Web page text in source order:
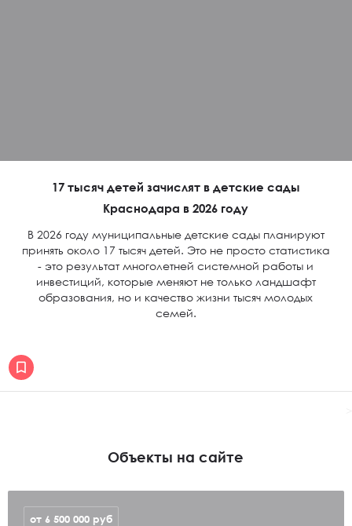
17 тысяч детей зачислят в детские сады
Краснодара в 2026 году
В 2026 году муниципальные детские сады планируют
принять около 17 тысяч детей. Это не просто статистика
- это результат многолетней системной работы и
инвестиций, которые меняют не только ландшафт
образования, но и качество жизни тысяч молодых
семей.
Объекты на сайте
от 6 500 000 руб